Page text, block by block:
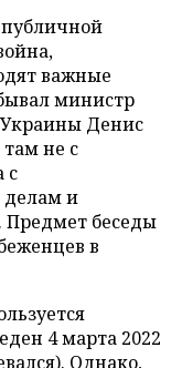
важные
министр
Денис
не с
с
делам и
беседы
в
4 марта 2022
Однако,